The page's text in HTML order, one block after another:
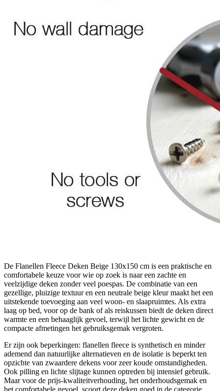
De Flanellen Fleece Deken Beige 130x150 cm is een praktische en
comfortabele keuze voor wie op zoek is naar een zachte en
veelzijdige deken zonder veel poespas. De combinatie van een
gezellige, pluizige textuur en een neutrale beige kleur maakt het een
uitstekende toevoeging aan veel woon- en slaapruimtes. Als extra
laag op bed, voor op de bank of als reiskussen biedt de deken direct
warmte en een behaaglijk gevoel, terwijl het lichte gewicht en de
compacte afmetingen het gebruiksgemak vergroten.
Er zijn ook beperkingen: flanellen fleece is synthetisch en minder
ademend dan natuurlijke alternatieven en de isolatie is beperkt ten
opzichte van zwaardere dekens voor zeer koude omstandigheden.
Ook pilling en lichte slijtage kunnen optreden bij intensief gebruik.
Maar voor de prijs-kwaliteitverhouding, het onderhoudsgemak en
het comfortabele gevoel, scoort deze deken goed in de categorie